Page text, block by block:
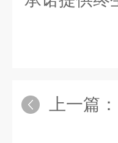
上一篇：